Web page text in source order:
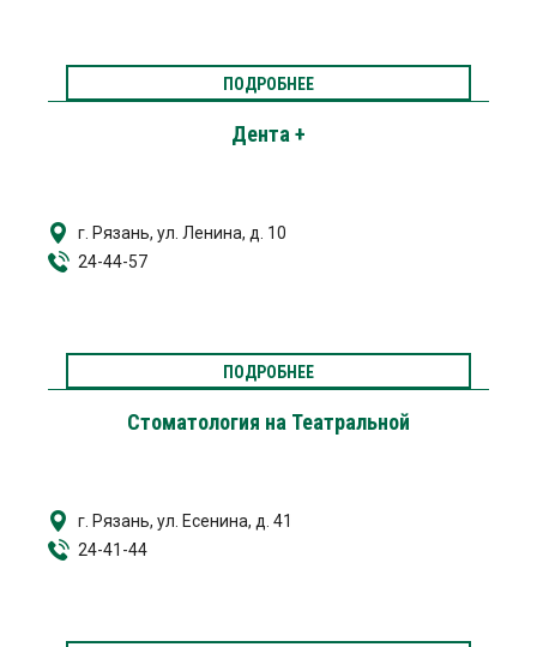
ПОДРОБНЕЕ
Дента +
г. Рязань, ул. Ленина, д. 10
24-44-57
ПОДРОБНЕЕ
Стоматология на Театральной
г. Рязань, ул. Есенина, д. 41
24-41-44